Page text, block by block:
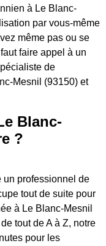
à Le Blanc-
par vous-même
même pas ou se
faire appel à un
de
Mesnil (93150) et
Blanc-
?
un professionnel de
tout de suite pour
à Le Blanc-Mesnil
tout de A à Z, notre
pour les